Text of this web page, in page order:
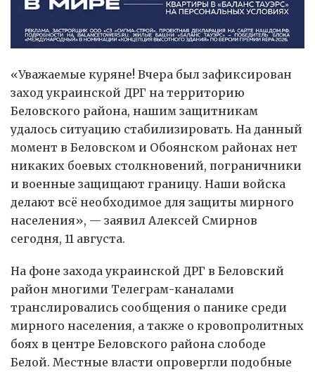
«Уважаемые куряне! Вчера был зафиксирован
заход украинской ДРГ на территорию
Беловского района, нашим защитникам
удалось ситуацию стабилизировать. На данный
момент в Беловском и Обоянском районах нет
никаких боевых столкновений, пограничники
и военные защищают границу. Наши войска
делают всё необходимое для защиты мирного
населения», — заявил Алексей Смирнов
сегодня, 11 августа.
На фоне захода украинской ДРГ в Беловский
район многими Телеграм-каналами
транслировались сообщения о панике среди
мирного населения, а также о кровопролитных
боях в центре Беловского района слободе
Белой. Местные власти опровергли подобные